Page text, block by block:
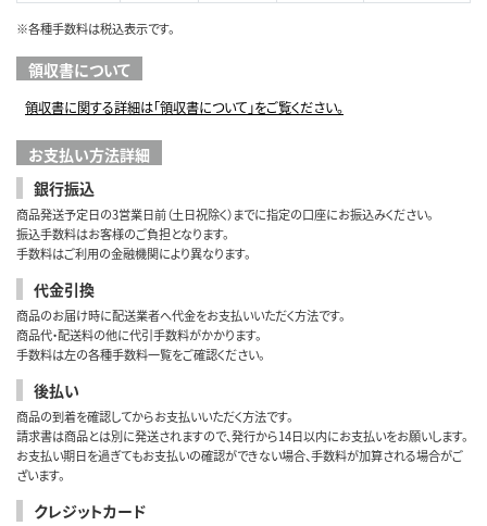
※各種手数料は税込表示です。
領収書について
領収書に関する詳細は「領収書について」をご覧ください。
お支払い方法詳細
銀行振込
商品発送予定日の3営業日前（土日祝除く）までに指定の口座にお振込みください。
振込手数料はお客様のご負担となります。
手数料はご利用の金融機関により異なります。
代金引換
商品のお届け時に配送業者へ代金をお支払いいただく方法です。
商品代・配送料の他に代引手数料がかかります。
手数料は左の各種手数料一覧をご確認ください。
後払い
商品の到着を確認してからお支払いいただく方法です。
請求書は商品とは別に発送されますので、発行から14日以内にお支払いをお願いします。
お支払い期日を過ぎてもお支払いの確認ができない場合、手数料が加算される場合がご
ざいます。
クレジットカード